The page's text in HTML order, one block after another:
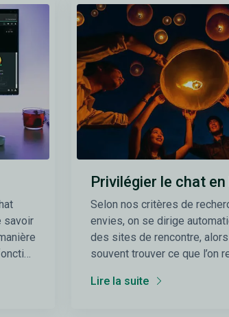
savoir
Privilégier le chat en
Selon nos critères de
envies, on se dirige
des sites de rencontre, alors
souvent trouver ce que l’on
Lire la suite